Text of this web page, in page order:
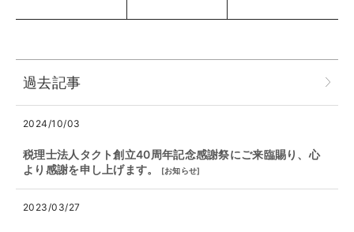
過去記事
2024/10/03
税理士法人タクト創立40周年記念感謝祭にご来臨賜り、心
より感謝を申し上げます。
[お知らせ]
2023/03/27